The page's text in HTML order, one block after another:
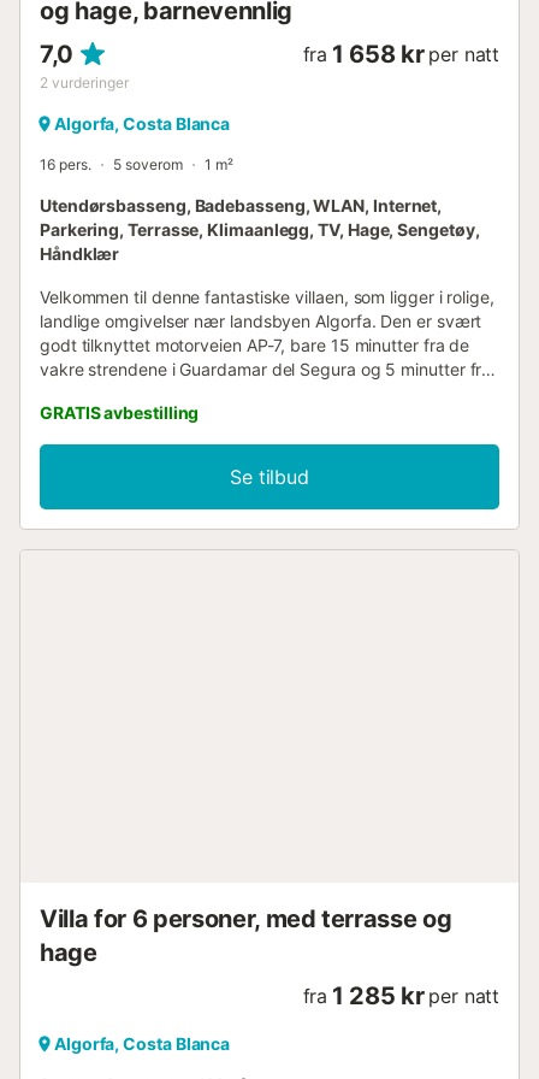
og hage, barnevennlig
7,0
2 vurderinger
fra 1 658 kr per natt
Algorfa, Costa Blanca
16 pers. 5 soverom 1 m²
Utendørsbasseng, Badebasseng, WLAN, Internet,
Parkering, Terrasse, Klimaanlegg, TV, Hage, Sengetøy,
Håndklær
Velkommen til denne fantastiske villaen, som ligger i rolige,
landlige omgivelser nær landsbyen Algorfa. Den er svært
godt tilknyttet motorveien AP-7, bare 15 minutter fra de
vakre strendene i Guardamar del Segura og 5 minutter fra
som søker luksus og komfort. Denne romslige eiendommen
tilbyr alle fasiliteter som trengs for en uforglemmelig ferie.
Når du kommer inn i villaen, blir du møtt av en elegant
innendørs stue, smakfullt dekorert og møblert. Klimaanlegg
sikrer en frisk og behagelig atmosfære til enhver tid. Med
GRATIS avbestilling
Se tilbud
Villa for 6 personer, med terrasse og
hage
fra 1 285 kr per natt
Algorfa, Costa Blanca